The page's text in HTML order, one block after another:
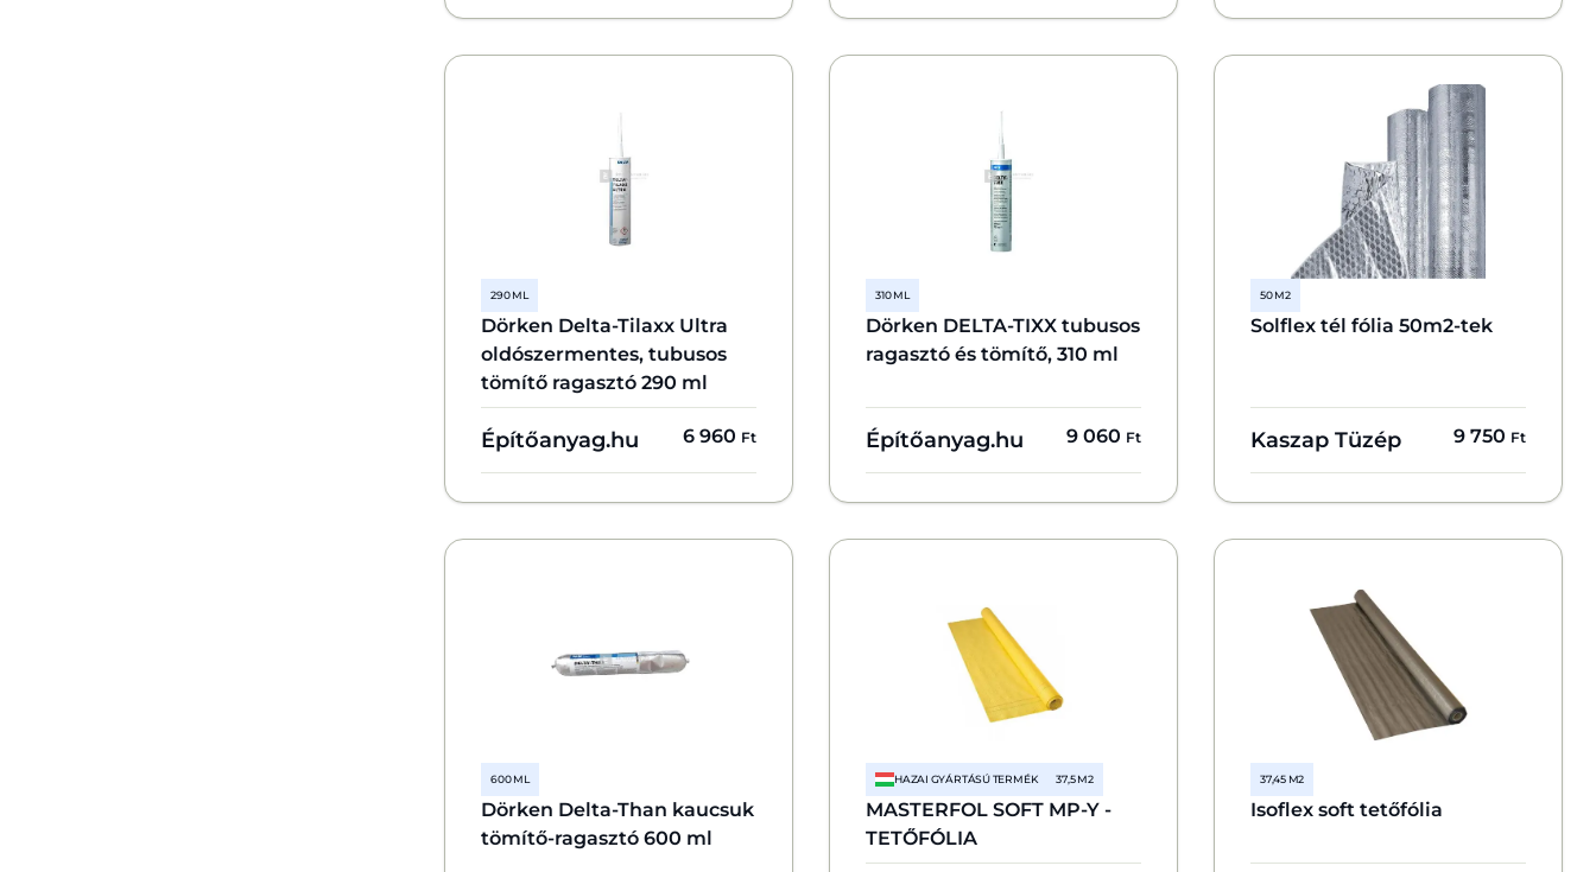
290 ML
Dörken Delta-Tilaxx Ultra
oldószermentes, tubusos
tömítő ragasztó 290 ml
Építőanyag.hu 6 960 Ft
310 ML
Dörken DELTA-TIXX tubusos
ragasztó és tömítő, 310 ml
Építőanyag.hu 9 060 Ft
50 M2
Solflex tél fólia 50m2-tek
Kaszap Tüzép 9 750 Ft
600 ML
Dörken Delta-Than kaucsuk
tömítő-ragasztó 600 ml
HAZAI GYÁRTÁSÚ TERMÉK 37,5 M2
MASTERFOL SOFT MP-Y -
TETŐFÓLIA
37,45 M2
Isoflex soft tetőfólia